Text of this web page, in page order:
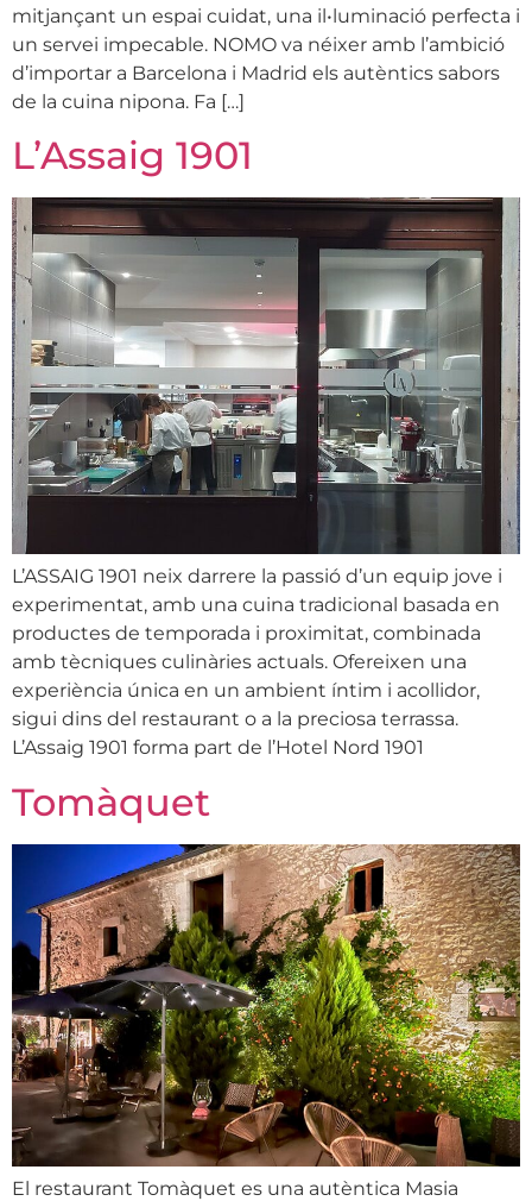
mitjançant un espai cuidat, una il•luminació perfecta i
un servei impecable. NOMO va néixer amb l’ambició
d’importar a Barcelona i Madrid els autèntics sabors
de la cuina nipona. Fa […]
L’Assaig 1901
L’ASSAIG 1901 neix darrere la passió d’un equip jove i
experimentat, amb una cuina tradicional basada en
productes de temporada i proximitat, combinada
amb tècniques culinàries actuals. Ofereixen una
experiència única en un ambient íntim i acollidor,
sigui dins del restaurant o a la preciosa terrassa.
L’Assaig 1901 forma part de l’Hotel Nord 1901
Tomàquet
El restaurant Tomàquet es una autèntica Masia